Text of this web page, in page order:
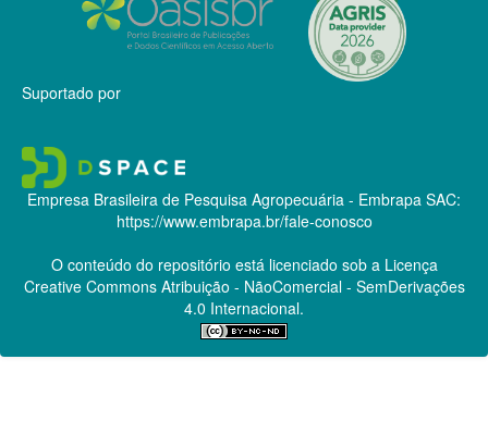
Suportado por
Empresa Brasileira de Pesquisa Agropecuária - Embrapa SAC:
https://www.embrapa.br/fale-conosco
O conteúdo do repositório está licenciado sob a Licença
Creative CommonsAtribuição - NãoComercial - SemDerivações
4.0 Internacional.